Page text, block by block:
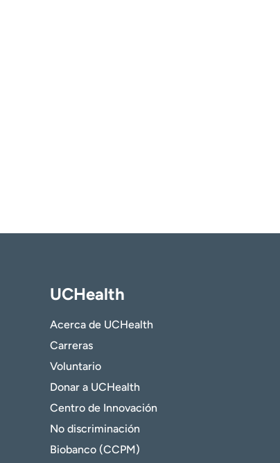
UCHealth
Acerca de UCHealth
Carreras
Voluntario
Donar a UCHealth
Centro de Innovación
No discriminación
Biobanco (CCPM)